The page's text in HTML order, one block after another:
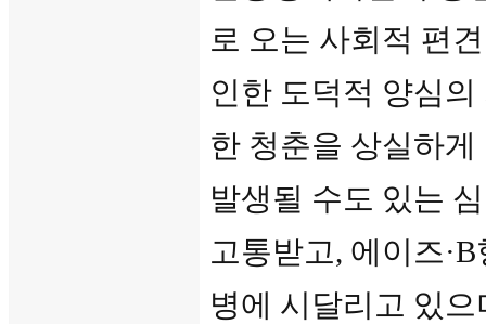
로 오는 사회적 편
인한 도덕적 양심
한 청춘을 상실하
발생될 수도 있는
고통받고, 에이즈
병에 시달리고 있